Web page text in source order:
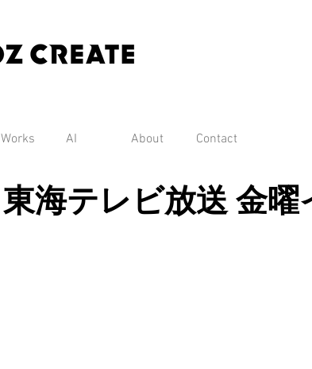
Works AI About Contact
東海テレビ放送 金曜